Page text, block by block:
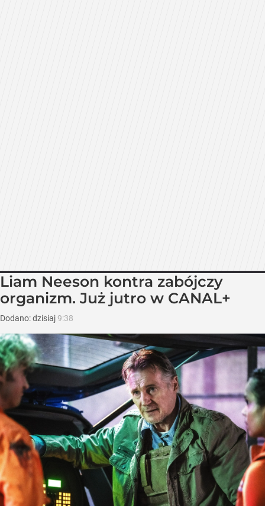
Liam Neeson kontra zabójczy
organizm. Już jutro w CANAL+
Dodano:dzisiaj 9:38